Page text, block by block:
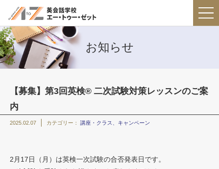
お知らせ
【募集】第3回英検® 二次試験対策レッスンのご案
内
2025.02.07 カテゴリー： 講座・クラス、キャンペーン
2月17日（月）は英検一次試験の合否発表日です。